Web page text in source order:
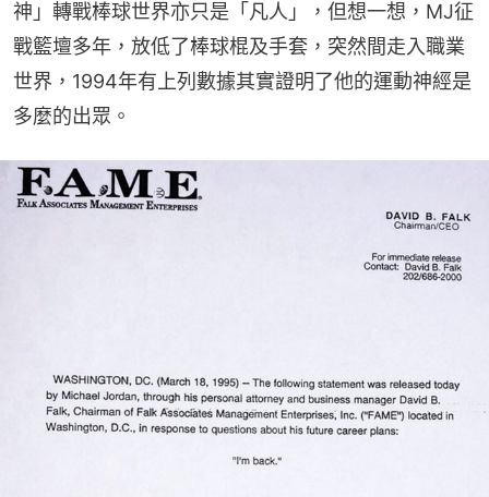
神」轉戰棒球世界亦只是「凡人」，但想一想，MJ征
戰籃壇多年，放低了棒球棍及手套，突然間走入職業
世界，1994年有上列數據其實證明了他的運動神經是
多麼的出眾。